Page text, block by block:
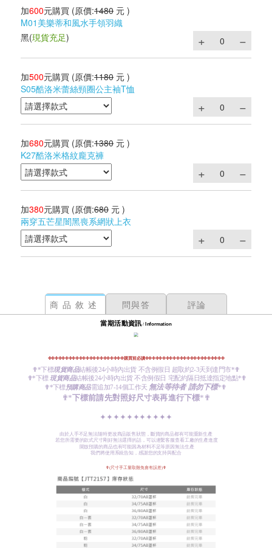
加600元購買 (原價:1480 元 )
M01美樂蒂和風水手領羽織
黑(現貨充足)
加500元購買 (原價:1180 元 )
S05酷洛米蕾絲頸圈公主袖T恤
加680元購買 (原價:1380 元 )
K27酷洛米格紋龐克褲
加380元購買 (原價:680 元 )
兩穿五芒星闇黑喪系網狀上衣
商品敘述 問與答 評論